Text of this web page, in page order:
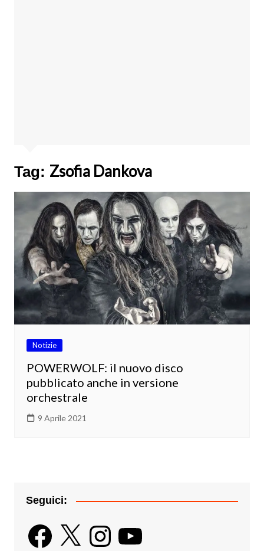
Tag: Zsofia Dankova
Notizie
POWERWOLF: il nuovo disco
pubblicato anche in versione
orchestrale
9 Aprile 2021
Seguici:
Facebook
X InstagramYouTube